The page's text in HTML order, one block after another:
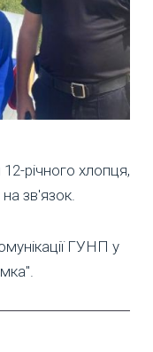
річного хлопця,
зв'язок.
ГУНП у